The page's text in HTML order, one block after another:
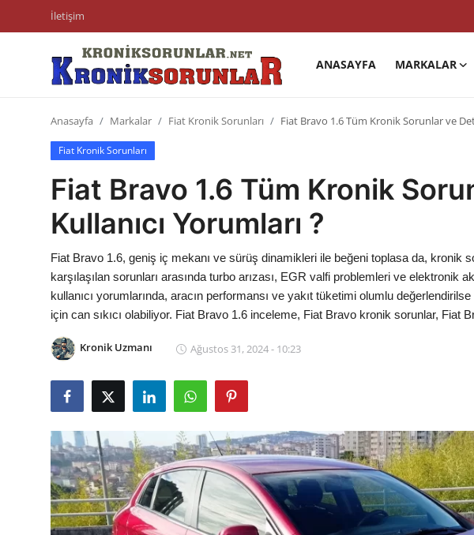
İletişim
ANASAYFA MARKALAR
Trafik & Cezalar
Sigorta & Kasko
Vergi & ÖTV & MTV
Muayene & Ruhsat
Sorgulamalar
İkinci El & Alım-Satım
Bakım & Arıza Çözümleri
Elektrikli & Hibrit
Kiralama & Filo
Sürüş & Güvenlik
Anasayfa Markalar Fiat Kronik Sorunları Fiat Bravo 1.6 Tüm Kronik Sorunlar ve
Fiat Kronik Sorunları
Fiat Bravo 1.6 Tüm Kronik
Kullanıcı Yorumları ?
Fiat Bravo 1.6, geniş iç mekanı ve sürüş dinamikleri ile beğeni toplasa da, kronik
karşılaşılan sorunları arasında turbo arızası, EGR valfi problemleri ve elektronik
kullanıcı yorumlarında, aracın performansı ve yakıt tüketimi olumlu
için can sıkıcı olabiliyor. Fiat Bravo 1.6 inceleme, Fiat Bravo kronik sorunlar, Fiat
Kronik Uzmanı Ağustos 31, 2024 - 10:23